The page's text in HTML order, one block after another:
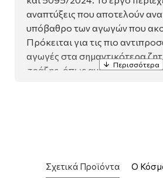
αναπτύξεις που αποτελούν
υπόβαθρο των αγωγών που
Πρόκειται για τις πιο
αγωγές στα σημαντικότερα
πράξης, όπως αναδεικνύονται
κληροδόχου,
Σχετικά Προϊόντα Ο